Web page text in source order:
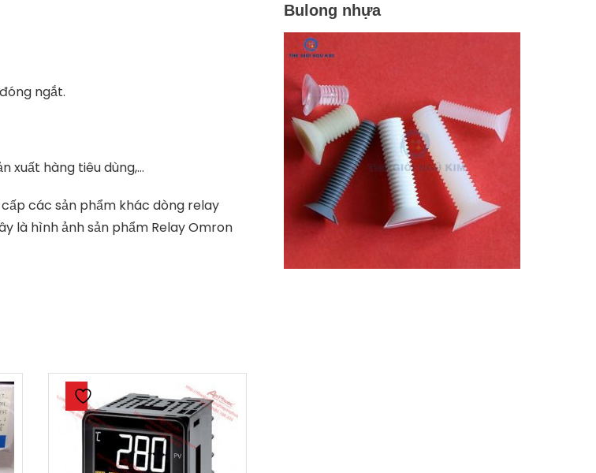
ngắt.
xuất hàng tiêu dùng,…
các sản phẩm khác dòng relay
là hình ảnh sản phẩm Relay Omron
Bulong nhựa